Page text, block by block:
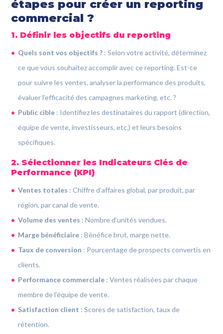
étapes pour créer un reporting
commercial ?
1. Définir les objectifs du reporting
Quels sont vos objectifs ? : Selon votre activité, déterminez
ce que vous souhaitez accomplir avec ce reporting. Est-ce
pour suivre les ventes, analyser la performance des produits,
évaluer l’efficacité des campagnes marketing, etc. ?
Public cible : Identifiez les destinataires du rapport (direction,
équipe de vente, investisseurs, etc.) et leurs besoins
spécifiques.
2. Sélectionner les Indicateurs Clés de
Performance (KPI)
Ventes totales : Chiffre d’affaires global, par produit, par
région, par canal de vente.
Volume des ventes : Nombre d’unités vendues.
Marge bénéficiaire : Bénéfice brut, marge nette.
Taux de conversion : Pourcentage de prospects convertis en
clients.
Performance commerciale : Ventes réalisées par chaque
membre de l’équipe de vente.
Satisfaction client : Scores de satisfaction, taux de
rétention.